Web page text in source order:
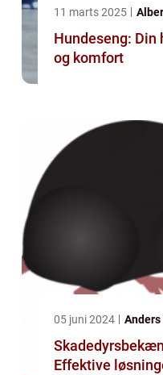
11 marts 2025
Hundeseng: Din
og komfort
05 juni 2024
Effektive